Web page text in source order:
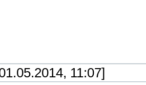
11:07]